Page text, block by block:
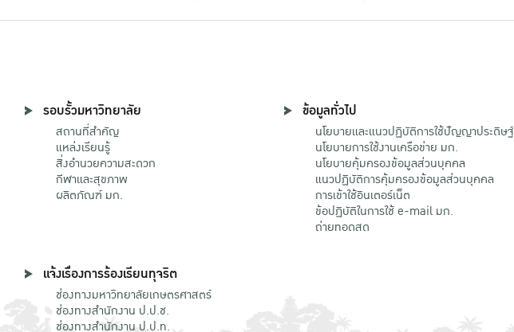
รอบรั้วมหาวิทยาลัย
สถานที่สำคัญ
แหล่งเรียนรู้
สิ่งอำนวยความสะดวก
กีฬาและสุขภาพ
ผลิตภัณฑ์ มก.
ข้อมูลทั่วไป
นโยบายและแนวปฏิบัติการใช้ปัญญาประดิษฐ์
นโยบายการใช้งานเครือข่าย มก.
นโยบายคุ้มครองข้อมูลส่วนบุคคล
แนวปฏิบัติการคุ้มครองข้อมูลส่วนบุคคล
การเข้าใช้อินเตอร์เน็ต
ข้อปฏิบัติในการใช้ e-mail มก.
ถ่ายทอดสด
แจ้งเรื่องการร้องเรียนทุจริต
ช่องทางมหาวิทยาลัยเกษตรศาสตร์
ช่องทางสำนักงาน ป.ป.ช.
ช่องทางสำนักงาน ป.ป.ท.